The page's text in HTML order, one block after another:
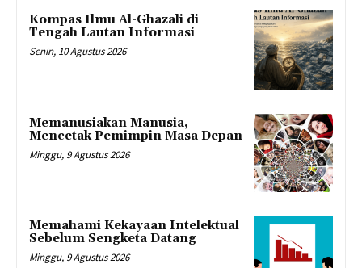
Kompas Ilmu Al-Ghazali di
Tengah Lautan Informasi
Senin, 10 Agustus 2026
Memanusiakan Manusia,
Mencetak Pemimpin Masa Depan
Minggu, 9 Agustus 2026
Memahami Kekayaan Intelektual
Sebelum Sengketa Datang
Minggu, 9 Agustus 2026